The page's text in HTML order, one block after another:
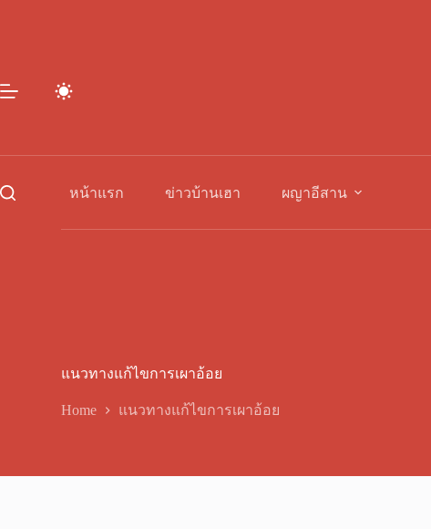
หน้าแรก ข่าวบ้านเฮา ผญาอีสาน
แนวทางแก้ไขการเผาอ้อย
Home แนวทางแก้ไขการเผาอ้อย